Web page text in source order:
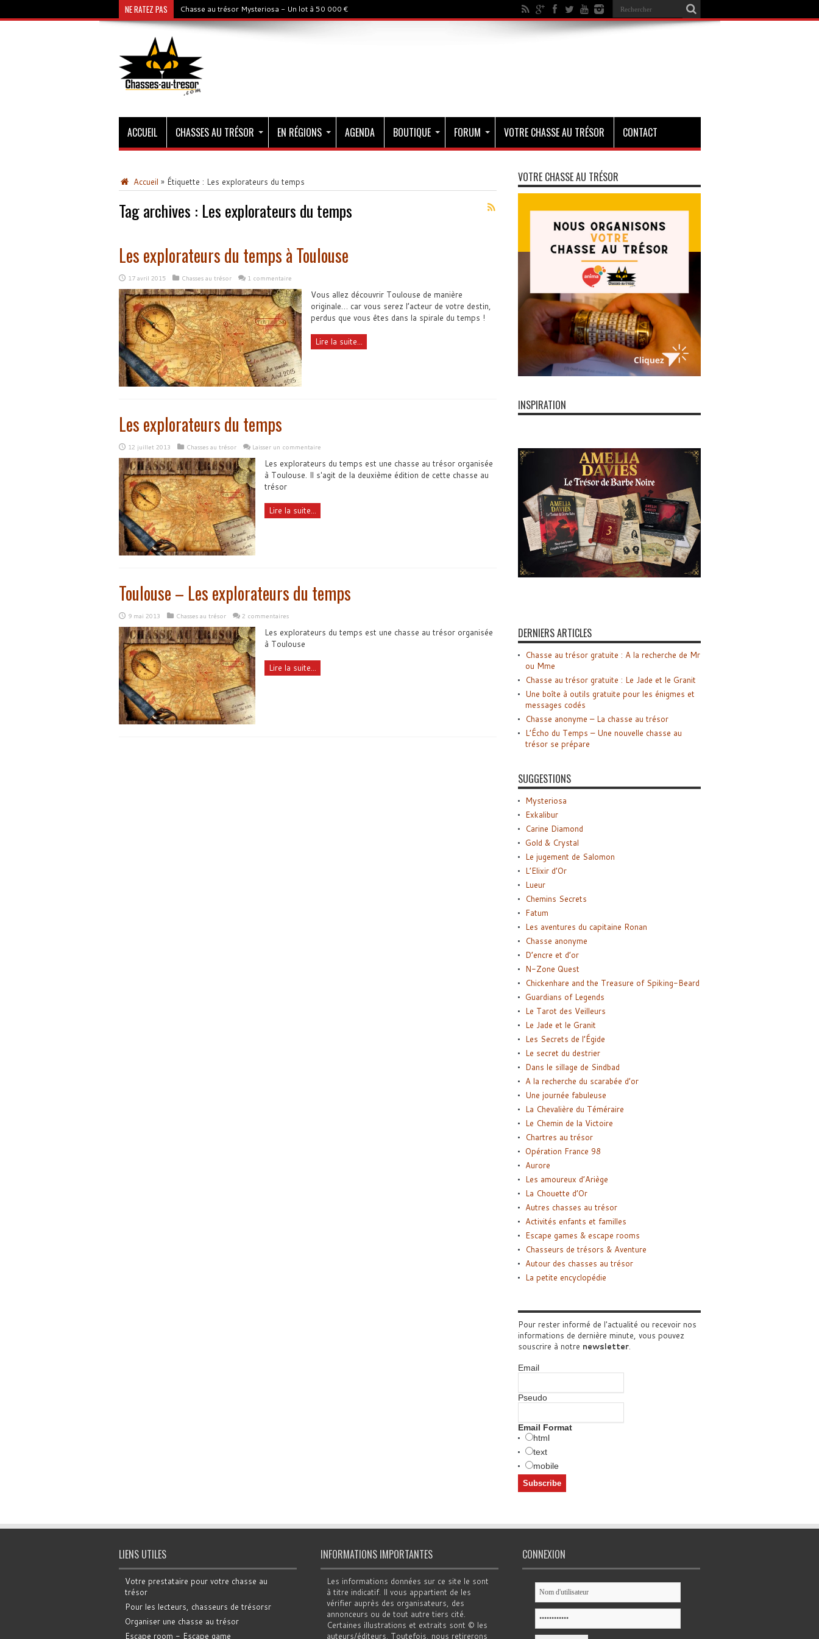
NE RATEZ PAS Chasse au trésor Mysteriosa - Un lot à 50 000 €
ACCUEIL CHASSES AU TRÉSOR EN RÉGIONS AGENDA BOUTIQUE FORUM VOTRE CHASSE AU TRÉSOR CONTACT
Accueil » Étiquette : Les explorateurs du temps
Tag archives : Les explorateurs du temps
Les explorateurs du temps à Toulouse
17 avril 2015 Chasses au trésor 1 commentaire
Vous allez découvrir Toulouse de manière
originale… car vous serez l’acteur de votre destin,
perdus que vous êtes dans la spirale du temps !
Lire la suite...
Les explorateurs du temps
12 juillet 2013 Chasses au trésor Laisser un commentaire
Les explorateurs du temps est une chasse au trésor organisée
à Toulouse. Il s'agit de la deuxième édition de cette chasse au
trésor
Lire la suite...
Toulouse – Les explorateurs du temps
9 mai 2013 Chasses au trésor 2 commentaires
Les explorateurs du temps est une chasse au trésor organisée
à Toulouse
Lire la suite...
VOTRE CHASSE AU TRÉSOR
INSPIRATION
DERNIERS ARTICLES
Chasse au trésor gratuite : A la recherche de Mr
ou Mme
Chasse au trésor gratuite : Le Jade et le Granit
Une boîte à outils gratuite pour les énigmes et
messages codés
Chasse anonyme – La chasse au trésor
L’Écho du Temps – Une nouvelle chasse au
trésor se prépare
SUGGESTIONS
Mysteriosa
Exkalibur
Carine Diamond
Gold & Crystal
Le jugement de Salomon
L’Elixir d’Or
Lueur
Chemins Secrets
Fatum
Les aventures du capitaine Ronan
Chasse anonyme
D’encre et d’or
N-Zone Quest
Chickenhare and the Treasure of Spiking-Beard
Guardians of Legends
Le Tarot des Veilleurs
Le Jade et le Granit
Les Secrets de l’Égide
Le secret du destrier
Dans le sillage de Sindbad
A la recherche du scarabée d’or
Une journée fabuleuse
La Chevalière du Téméraire
Le Chemin de la Victoire
Chartres au trésor
Opération France 98
Aurore
Les amoureux d’Ariège
La Chouette d’Or
Autres chasses au trésor
Activités enfants et familles
Escape games & escape rooms
Chasseurs de trésors & Aventure
Autour des chasses au trésor
La petite encyclopédie
Pour rester informé de l'actualité ou recevoir nos
informations de dernière minute, vous pouvez
souscrire à notre newsletter.
Email
Pseudo
Email Format
html
text
mobile
LIENS UTILES
Votre prestataire pour votre chasse au
trésor
Pour les lecteurs, chasseurs de trésorsr
Organiser une chasse au trésor
Escape room - Escape game
INFORMATIONS IMPORTANTES
Les informations données sur ce site le sont
à titre indicatif. Il vous appartient de les
vérifier auprès des organisateurs, des
annonceurs ou de tout autre tiers cité.
Certaines illustrations et extraits sont © les
auteurs/éditeurs. Toutefois, nous retirerons
CONNEXION